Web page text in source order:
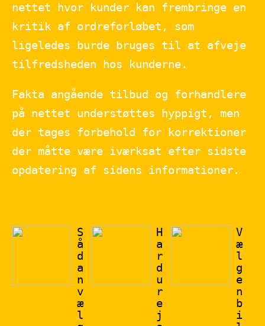
nettet hvor kunder kan frembringe en
kritik af ordreforløbet, som
ligeledes burde bruges til at afveje
tilfredsheden hos kunderne.
Fakta angående tilbud og forhandlere
på nettet understøttes hyppigt, men
der tages forbehold for korrektioner
der måtte være iværksat efter sidste
opdatering af sidens informationer.
S
å
d
a
n
v
æ
l
H
a
r
d
u
r
e
j
V
æ
l
g
e
n
b
i